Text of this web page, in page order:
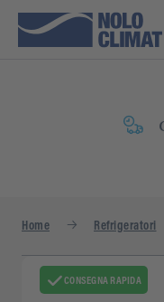
Home Refrigeratori
CONSEGNA RAPIDA